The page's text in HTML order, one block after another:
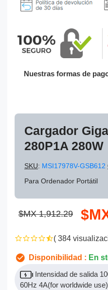
Nuestras formas de
Cargador
280P1A 280W
SKU: MSI17978V-GSB612
Para Ordenador Portátil
$MX 1,912.29
( 384
Disponibilidad : En
Intensidad de salida
60Hz 4A(for worldwide use)